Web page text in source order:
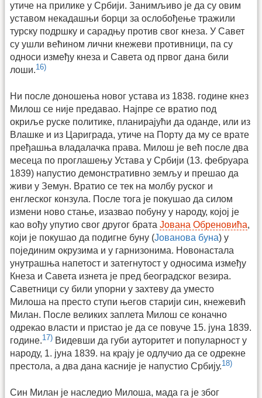
утиче на прилике у Србији. Занимљиво је да су овим
уставом некадашњи борци за ослобођење тражили
турску подршку и сарадњу против свог кнеза. У Савет
су ушли већином лични кнежеви противници, па су
односи између кнеза и Савета од првог дана били
лоши.16)
Ни после доношења новог устава из 1838. године кнез
Милош се није предавао. Најпре се вратио под
окриље руске политике, планирајући да оданде, или из
Влашке и из Цариграда, утиче на Порту да му се врате
пређашња владалачка права. Милош је већ после два
месеца по проглашењу Устава у Србији (13. фебруара
1839) напустио демонстративно земљу и прешао да
живи у Земун. Вратио се тек на молбу руског и
енглеског конзула. После тога је покушао да силом
измени ново стање, изазвао побуну у народу, којој је
као вођу упутио свог другог брата Јована Обреновића,
који је покушао да подигне буну (Јованова буна) у
појединим окрузима и у гарнизонима. Новонастала
унутрашња напетост и затегнутост у односима између
Кнеза и Савета изнета је пред београдског везира.
Саветници су били упорни у захтеву да уместо
Милоша на престо ступи његов старији син, кнежевић
Милан. После великих заплета Милош се коначно
одрекао власти и пристао је да се повуче 15. јуна 1839.
године.17) Видевши да губи ауторитет и популарност у
народу, 1. јуна 1839. на крају је одлучио да се одрекне
престола, а два дана касније је напустио Србију.18)
Син Милан је наследио Милоша, мада га је због